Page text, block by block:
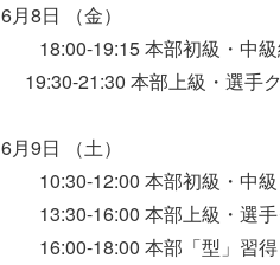
6月8日 （金）
18:00-19:15 本部初級・中級
19:30-21:30 本部上級・選手
6月9日 （土）
10:30-12:00 本部初級・中級
13:30-16:00 本部上級・選手
16:00-18:00 本部「型」習得